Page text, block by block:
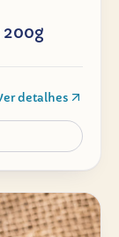
detalhes